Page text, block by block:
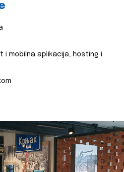
i mobilna aplikacija, hosting i